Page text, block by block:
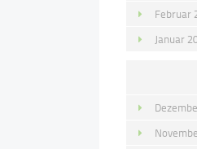
Februar
Januar